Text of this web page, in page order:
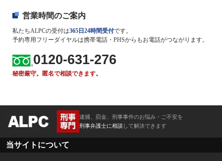
営業時間のご案内
私たちALPCの受付は365日24時間受付です。
予約専用フリーダイヤルは携帯電話・PHSからもお電話がつながります。
0120-631-276
秘密厳守。匿名で相談できます。
逮捕、罰金、刑事事件のお悩み・ご不安を
刑事弁護士に相談 して解決できます
当サイトについて